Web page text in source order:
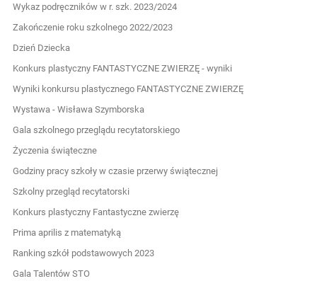
Wykaz podręczników w r. szk. 2023/2024
Zakończenie roku szkolnego 2022/2023
Dzień Dziecka
Konkurs plastyczny FANTASTYCZNE ZWIERZĘ - wyniki
Wyniki konkursu plastycznego FANTASTYCZNE ZWIERZĘ
Wystawa - Wisława Szymborska
Gala szkolnego przeglądu recytatorskiego
Życzenia świąteczne
Godziny pracy szkoły w czasie przerwy świątecznej
Szkolny przegląd recytatorski
Konkurs plastyczny Fantastyczne zwierzę
Prima aprilis z matematyką
Ranking szkół podstawowych 2023
Gala Talentów STO